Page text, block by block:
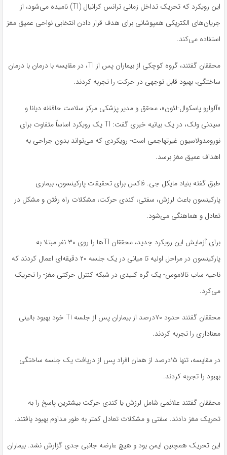
این رویکرد که تحریک تداخل زمانی ترانس کرانیال (TI) نامیده می‌شود، از
جریان‌های الکتریکی همپوشانی برای هدف قرار دادن انتخابی نواحی عمیق مغز
استفاده می‌کند.
محققان گفتند، گروه کوچکی از بیماران پس از TI، در مقایسه با درمان با درمان
ساختگی، بهبود قابل توجهی در حرکت را تجربه کردند.
«آلوارو پاسکوال-لئون»، محقق و مدیر پزشکی مرکز سلامت حافظه دیانا و
سیدنی ولک، در یک بیانیه خبری گفت: TI یک رویکرد اساساً متفاوت برای
نورومدولاسیون غیرتهاجمی است- رویکردی که می‌تواند بدون جراحی به
اهداف عمیق مغز برسد.
طبق گفته بنیاد مایکل جی. فاکس برای تحقیقات پارکینسون، بیماری
پارکینسون باعث لرزش، سفتی، کندی حرکت، مشکلات راه رفتن و مشکل در
تعادل و هماهنگی می‌شود.
برای آزمایش این رویکرد جدید، محققان TIها را روی ۳۰ نفر مبتلا به
پارکینسون در مراحل اولیه تا میانی در یک جلسه ۲۰ دقیقه‌ای اعمال کردند که
ناحیه ساب تالاموس- یک گره کلیدی در شبکه کنترل حرکتی مغز- را تحریک
می‌کرد.
محققان گفتند حدود ۷۰درصد از بیماران پس از جلسه Ti خود بهبود بالینی
معناداری را تجربه کردند.
در مقایسه، تنها ۱۵درصد از همان افراد پس از دریافت یک جلسه ساختگی
بهبود را تجربه کردند.
محققان گفتند علائمی شامل لرزش یا کندی حرکت بیشترین پاسخ را به
تحریک مغز دادند. سفتی و مشکلات تعادل کمتر به طور مداوم بهبود یافتند.
این تحریک همچنین ایمن بود و هیچ عارضه جانبی جدی گزارش نشد. بیماران